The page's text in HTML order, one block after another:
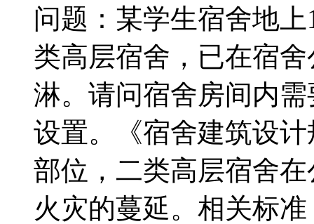
问题：某学生宿舍地
类高层宿舍，已在宿
淋。请问宿舍房间内
设置。《宿舍建筑设
部位，二类高层宿舍
火灾的蔓延。相关标